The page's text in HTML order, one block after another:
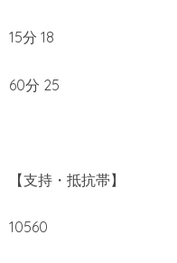
15分 18
60分 25
【支持・抵抗帯】
10560